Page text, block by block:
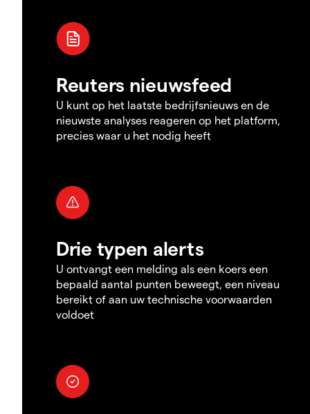
Reuters nieuwsfeed
U kunt op het laatste bedrijfsnieuws en de
nieuwste analyses reageren op het platform,
precies waar u het nodig heeft
Drie typen alerts
U ontvangt een melding als een koers een
bepaald aantal punten beweegt, een niveau
bereikt of aan uw technische voorwaarden
voldoet